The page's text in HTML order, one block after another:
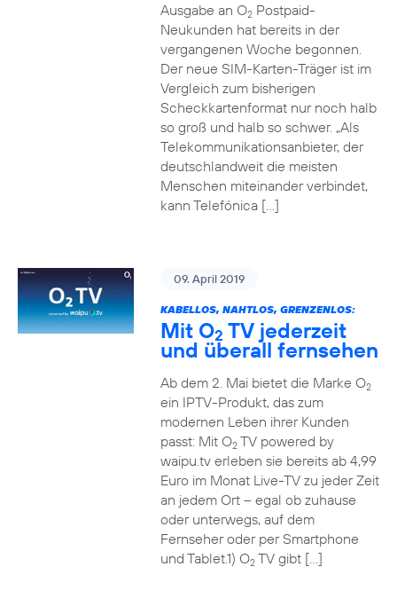
Ausgabe an O2Postpaid-
Neukunden hat bereits in der
vergangenen Woche begonnen.
Der neue SIM-Karten-Träger ist im
Vergleich zum bisherigen
Scheckkartenformat nur noch halb
so groß und halb so schwer. „Als
Telekommunikationsanbieter, der
deutschlandweit die meisten
Menschen miteinander verbindet,
kann Telefónica […]
09. April 2019
KABELLOS, NAHTLOS, GRENZENLOS:
Mit O2 TV jederzeit
und überall fernsehen
Ab dem 2. Mai bietet die Marke O2
ein IPTV-Produkt, das zum
modernen Leben ihrer Kunden
passt: Mit O2TV powered by
waipu.tv erleben sie bereits ab 4,99
Euro im Monat Live-TV zu jeder Zeit
an jedem Ort – egal ob zuhause
oder unterwegs, auf dem
Fernseher oder per Smartphone
und Tablet.1) O2TV gibt […]